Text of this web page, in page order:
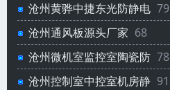
沧州黄骅中捷东光防静电 79
沧州通风板源头厂家 68
沧州微机室监控室陶瓷防 78
沧州控制室中控室机房静 91